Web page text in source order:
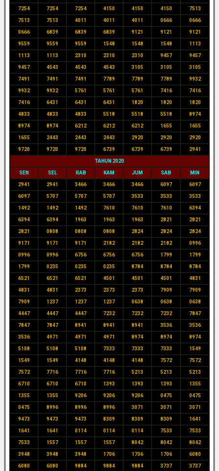
7254 7254 7254 4150 4150 4150 7513
7513 7513 4011 4011 4011 0666 0666
0666 6839 6839 6839 9121 9121 9121
9559 9559 9559 1548 1548 1548 1113
1113 1113 2310 2310 2310 9457 9457
9457 4543 4543 4543 3105 3105 3105
7491 7491 7491 7789 7789 7789 9932
9932 9932 5761 5761 5761 7416 7416
7416 6431 6431 6431 1820 1820 1820
4833 4833 4833 5518 5518 5518 8974
8974 8974 6212 6212 6212 1655 1655
1655 2443 2443 2443 2920 2920 2920
9720 9720 9720 6739 6739 6739 2941
TAHUN 2020
SEN SEL RAB KAM JUM SAB MIN
2941 2941 3466 3466 3466 6097 6097
6097 5707 5707 5707 3533 3533 3533
1492 1492 1492 7610 7610 7610 6394
6394 6394 1963 1963 1963 2821 2821
2821 0808 0808 0808 2824 2824 2824
9171 9171 9171 2182 2182 2182 0996
0996 0996 6756 6756 6756 1799 1799
1799 0235 0235 0235 8784 8784 8784
6521 6521 6521 4501 4501 4501 4831
4831 4831 2373 2373 2373 7909 7909
7909 1237 1237 1237 0638 0638 0638
4447 4447 4447 7232 7232 7232 7847
7847 7847 8941 8941 8941 3536 3536
3536 4971 4971 4971 8974 8974 8974
5108 5108 5108 7333 7333 7333 1549
1549 1549 4148 4148 4148 7572 7572
7572 7716 7716 7716 5213 5213 5213
6710 6710 6710 1393 1393 1393 1355
1355 1355 9206 9206 9206 0475 0475
0475 8996 8996 8996 3071 3071 3071
9473 9473 9473 8309 8309 8309 1641
1641 1641 0114 0114 0114 7533 7533
7533 1557 1557 1557 8042 8042 8042
3948 3948 3948 1706 1706 1706 6080
6080 6080 9884 9884 9884 3737 3737